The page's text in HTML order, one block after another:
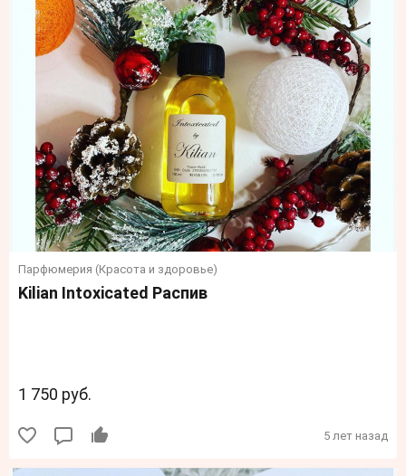
Парфюмерия (Красота и здоровье)
Kilian Intохiсаtеd Распив
1 750 руб.
5 лет назад